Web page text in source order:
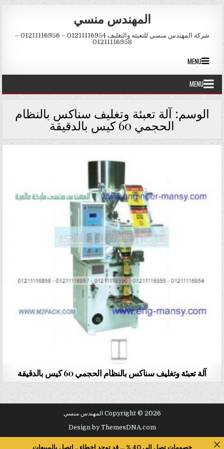
Skip to content
المهندس منسي
شركة المهندس منسي للتعبئة والتغليف 01211116954 – 01211116956 –
01211116958
MENU
MENU
الوسم:آلة تعبئة وتغليف سناكس بالنظام
الحجمي 60 كيس بالدقيقة
آلة تعبئة وتغليف سناكس بالنظام الحجمي 60 كيس بالدقيقة
Copyright © 2026 المهندس منسي
Design by ThemesDNA.com
خصومات تصل الى 40 % ... قد توجد اخطاء .. اتصل بالمبيعات